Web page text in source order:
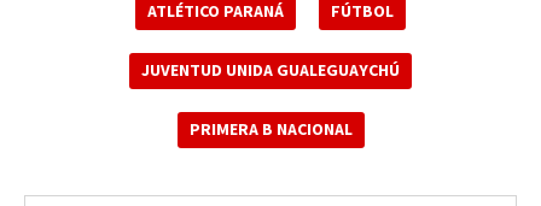
ATLÉTICO PARANÁ FÚTBOL
JUVENTUD UNIDA GUALEGUAYCHÚ
PRIMERA B NACIONAL